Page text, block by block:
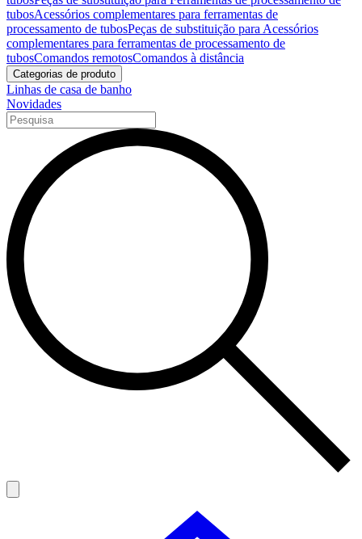
tubosAcessórios complementares para ferramentas de
processamento de tubosPeças de substituição para Acessórios
complementares para ferramentas de processamento de
tubosComandos remotosComandos à distância
Categorias de produto
Linhas de casa de banho
Novidades